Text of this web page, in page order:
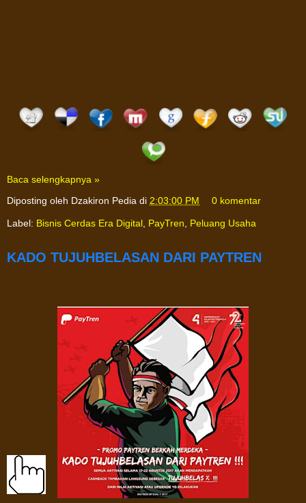
Baca selengkapnya »
Diposting oleh Dzakiron Pedia di 2:03:00 PM 0 komentar
Label: Bisnis Cerdas Era Digital PayTren Peluang Usaha
KADO TUJUHBELASAN DARI PAYTREN